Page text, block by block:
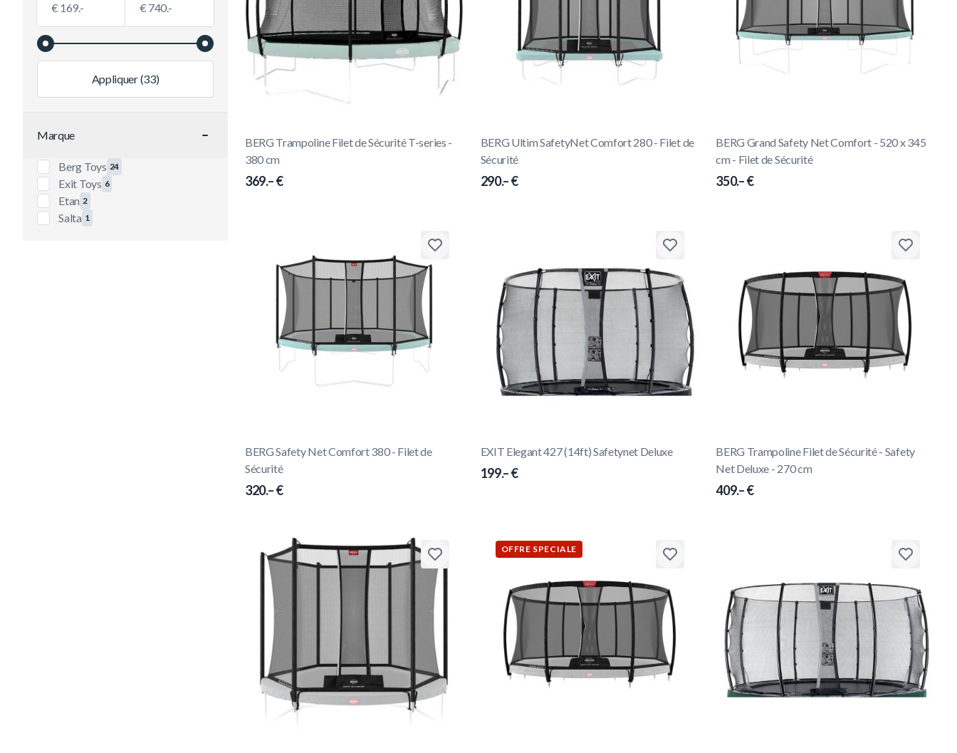
€ €
Appliquer(33)
Marque
Berg Toys 24
produits disponibles
Exit Toys 6
produits disponibles
Etan 2
produits disponibles
Salta 1
produits disponibles
BERG Trampoline Filet de Sécurité T-series -
380 cm
369.– €
BERG Ultim SafetyNet Comfort 280 - Filet de
Sécurité
290.– €
BERG Grand Safety Net Comfort - 520 x 345
cm - Filet de Sécurité
350.– €
BERG Safety Net Comfort 380 - Filet de
Sécurité
320.– €
EXIT Elegant 427 (14ft) Safetynet Deluxe
199.– €
BERG Trampoline Filet de Sécurité - Safety
Net Deluxe - 270 cm
409.– €
OFFRE SPECIALE